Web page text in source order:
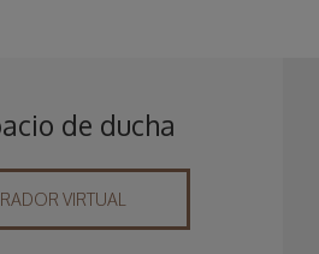
de ducha
VIRTUAL